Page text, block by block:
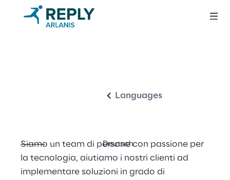
Languages
Deutsch
Siamo un team di persone con passione per
la tecnologia, aiutiamo i nostri clienti ad
implementare soluzioni in grado di